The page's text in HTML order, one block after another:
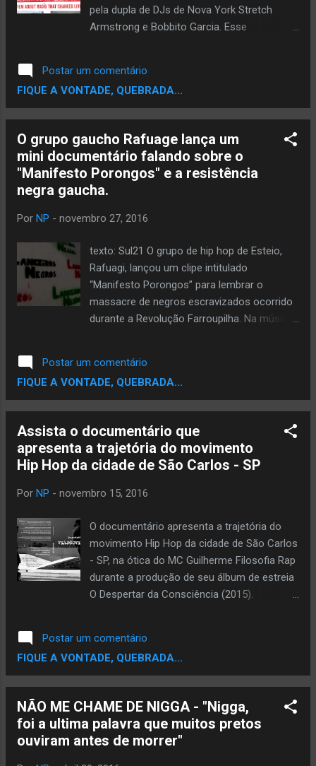
pela dupla de DJs de Nova York Stretch
Armstrong e Bobbito Garcia. Esse
ao receber um programa de rádio,
desconhecido por muitos amantes do Rap,
Stretch e Bobbito apresentaram o mundo
90, incluindo Nas, Biggie, Wu-Tang, Jay-Z,
Eminem e os Fugees. Inclui inclusive
entrevistas com as estrelas do mundo do
rap. (Esse documentário está disponível na
Netflix, pra compra na Vimeo e com os
algum lugar, mas eu não disse isso aqui.)
Veja o trailer, que prevê conversas com Hov,
Nas, Busta e muito mais, abaixo.
Postar um comentário
FIQUE A VONTADE, QUEBRADA...
O grupo gaucho Rafuage lança um
mini documentário falando sobre o
"Manifesto Porongos" e a resistência
negra gaucha.
Por NP - novembro 27, 2016
texto: Sul21 O grupo de hip hop de Esteio,
Rafuagi, lançou um clipe intitulado
“Manifesto Porongos” para lembrar o
massacre de negros escravizados ocorrido
durante a Revolução Farroupilha. Na música,
é alterada e o trecho “povo que não tem
virtude acaba por ser escravo” dá lugar a
“povo que não tem virtude acaba por
também o minidocumentário “Manifesto
Porongos”, que traz a colaboração de
diversos líderes do movimento negro
nacional, historiadores e artistas como
Diogo (Unir Raças), Jorge Euzébio
Assumpção, Naiara Oliveira (filha do poeta
Oliveira Silveira) e o quilombola Ségio Fidelix,
entre outros. O vídeo tem direção, edição e
câmera de Thiago Köche, produção de
Marcel Trindade e Mamau. A letra é de Rafa
Rafuagi,...
Postar um comentário
FIQUE A VONTADE, QUEBRADA...
Assista o documentário que
apresenta a trajetória do movimento
Hip Hop da cidade de São Carlos - SP
Por NP - novembro 15, 2016
O documentário apresenta a trajetória do
movimento Hip Hop da cidade de São Carlos
- SP, na ótica do MC Guilherme Filosofia Rap
durante a produção de seu álbum de estreia
O Despertar da Consciência (2015).
participaram do projeto, passando por
momentos importantes como a ocupação
da Casa do Hip Hop Sanca , eventos como
os Saraus de poesia, contendo também
realizações de projetos como o T.O.R.R.E
(Terra Onde o Rap Raíz Existe). Afim de
Postar um comentário
FIQUE A VONTADE, QUEBRADA...
NÃO ME CHAME DE NIGGA - "Nigga,
foi a ultima palavra que muitos pretos
ouviram antes de morrer"